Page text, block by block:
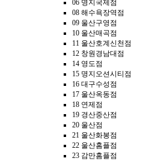
06 명지국제점
08 해수욕장역점
09 울산구영점
10 울산매곡점
11 울산호계신천점
12 창원경남대점
14 영도점
15 명지오션시티점
16 대구수성점
17 울산옥동점
18 연제점
19 경산중산점
20 울산점
21 울산화봉점
22 울산홈플점
23 감만홈플점